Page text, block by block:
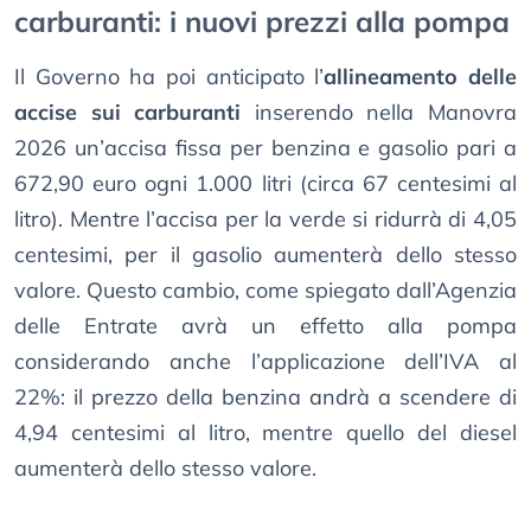
carburanti: i nuovi prezzi alla pompa
Il Governo ha poi anticipato l’allineamento delle
accise sui carburanti inserendo nella Manovra
2026 un’accisa fissa per benzina e gasolio pari a
672,90 euro ogni 1.000 litri (circa 67 centesimi al
litro). Mentre l’accisa per la verde si ridurrà di 4,05
centesimi, per il gasolio aumenterà dello stesso
valore. Questo cambio, come spiegato dall’Agenzia
delle Entrate avrà un effetto alla pompa
considerando anche l’applicazione dell’IVA al
22%: il prezzo della benzina andrà a scendere di
4,94 centesimi al litro, mentre quello del diesel
aumenterà dello stesso valore.